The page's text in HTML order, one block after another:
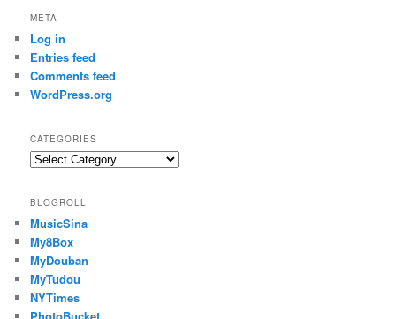
META
Log in
Entries feed
Comments feed
WordPress.org
CATEGORIES
Categories
BLOGROLL
MusicSina
My8Box
MyDouban
MyTudou
NYTimes